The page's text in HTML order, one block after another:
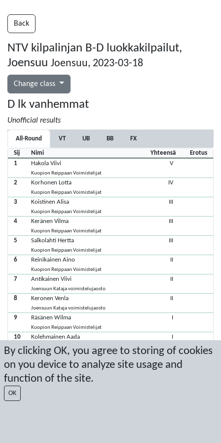
By clicking OK, you agree to storing of cookies
on you device to analyze site usage and
function of the site.
OK
Back
NTV kilpalinjan B-D luokkakilpailut,
Joensuu Joensuu, 2023-03-18
Change class
D lk vanhemmat
Unofficial results
All-Round VT UB BB FX
Sij Nimi Yhteensä
Erotus
1
Hakola Viivi
Kuopion Reippaan Voimistelijat
V
2 Korhonen Lotta
Kuopion Reippaan Voimistelijat
IV
3 Koistinen Alisa
Kuopion Reippaan Voimistelijat
III
4 Keränen Vilma
Kuopion Reippaan Voimistelijat
III
5 Salkolahti Hertta
Kuopion Reippaan Voimistelijat
III
6 Reinikainen Aino
Kuopion Reippaan Voimistelijat
II
7 Antikainen Viivi
Joensuun Kataja voimistelujaosto
II
8 Keronen Venla
Joensuun Kataja voimistelujaosto
II
9 Räsänen Wilma
Kuopion Reippaan Voimistelijat
I
10 Kolehmainen Aada
Kuopion Reippaan Voimistelijat
I
Viimeisimmät pisteet: 18.3.2023 18.13.54
Score by Sport Event Systems